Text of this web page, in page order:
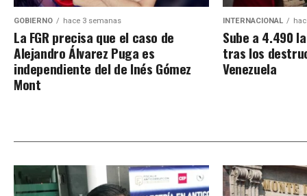
GOBIERNO hace 3 semanas
La FGR precisa que el caso de
Alejandro Álvarez Puga es
independiente del de Inés Gómez
Mont
INTERNACIONAL
Sube a 4.490
tras los
Venezuela